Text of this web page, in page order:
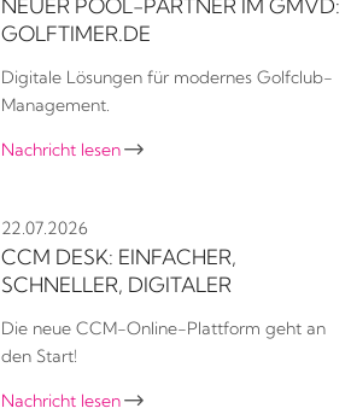
NEUER POOL-PARTNER IM GMVD:
GOLFTIMER.DE
Digitale Lösungen für modernes Golfclub-
Management.
Nachricht lesen 
22.07.2026
CCM DESK: EINFACHER,
SCHNELLER, DIGITALER
Die neue CCM-Online-Plattform geht an
den Start!
Nachricht lesen 